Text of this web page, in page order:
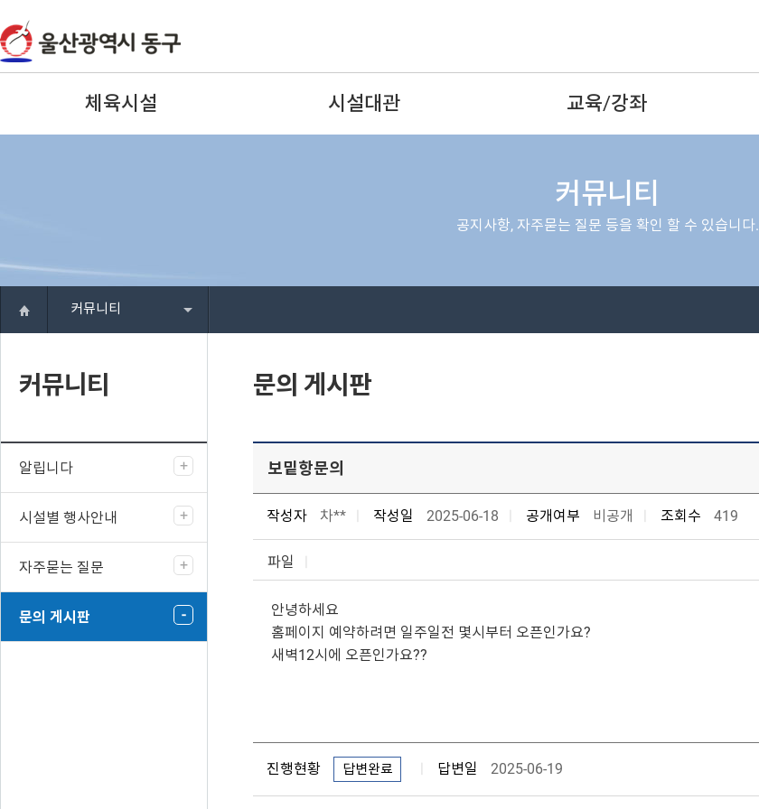
체육시설 시설대관 교육/강좌
커뮤니티
공지사항, 자주묻는 질문 등을 확인 할 수 있습니다.
커뮤니티
커뮤니티
알립니다
시설별 행사안내
자주묻는 질문
문의 게시판
문의 게시판
보밑항문의
작성자 차** 작성일 2025-06-18 공개여부 비공개 조회수 419
파일
안녕하세요
홈페이지 예약하려면 일주일전 몇시부터 오픈인가요?
새벽12시에 오픈인가요??
진행현황 답변완료 답변일 2025-06-19